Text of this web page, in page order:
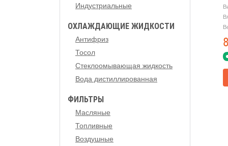
Индустриальные
ОХЛАЖДАЮЩИЕ ЖИДКОСТИ
Антифриз
Тосол
Стеклоомывающая жидкость
Вода дистиллированная
ФИЛЬТРЫ
Масляные
Топливные
Воздушные